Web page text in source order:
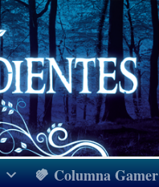
Columna Gamer